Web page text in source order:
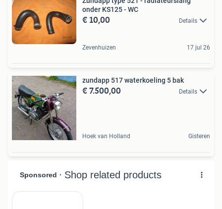
onder KS125 - WC
€ 10,00 Details
Zevenhuizen 17 jul 26
zundapp 517 waterkoeling 5 bak
€ 7.500,00 Details
Hoek van Holland Gisteren